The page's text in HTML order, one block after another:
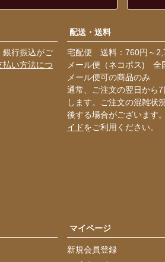
銀行振込がご
払い方法につ
配送・送料
宅配便 送料：760円～
メール便（ネコポス) 全
メール便可の商品のみ
通常、ご注文の翌日から
します。ご注文の混雑状
後する場合がございます
イドをご利用ください。
マイページ
新規会員登録